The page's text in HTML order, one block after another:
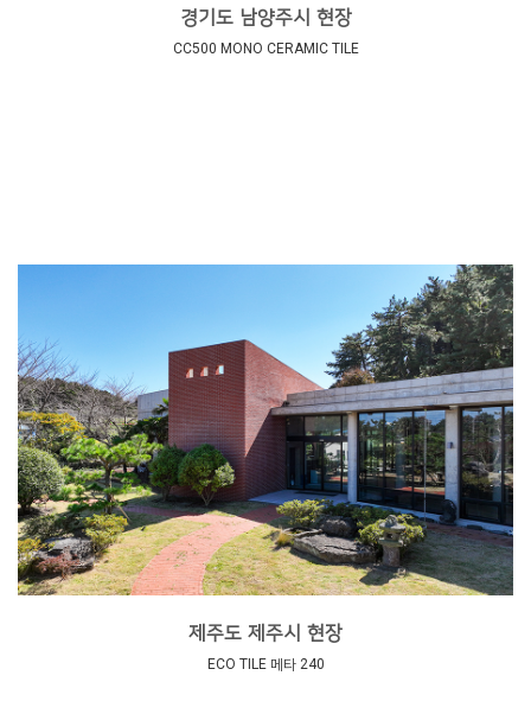
경기도 남양주시 현장
CC500 MONO CERAMIC TILE
제주도 제주시 현장
ECO TILE 메타 240